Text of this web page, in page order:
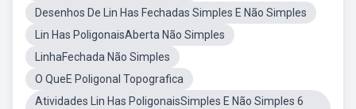
Desenhos De Lin Has Fechadas Simples E Não Simples
Lin Has PoligonaisAberta Não Simples
LinhaFechada Não Simples
O QueE Poligonal Topografica
Atividades Lin Has PoligonaisSimples E Não Simples 6